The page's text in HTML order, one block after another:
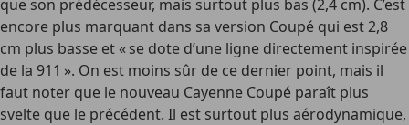
que son prédécesseur, mais surtout plus bas (2,4 cm). C’est
encore plus marquant dans sa version Coupé qui est 2,8
cm plus basse et « se dote d’une ligne directement inspirée
de la 911 ». On est moins sûr de ce dernier point, mais il
faut noter que le nouveau Cayenne Coupé paraît plus
svelte que le précédent. Il est surtout plus aérodynamique,